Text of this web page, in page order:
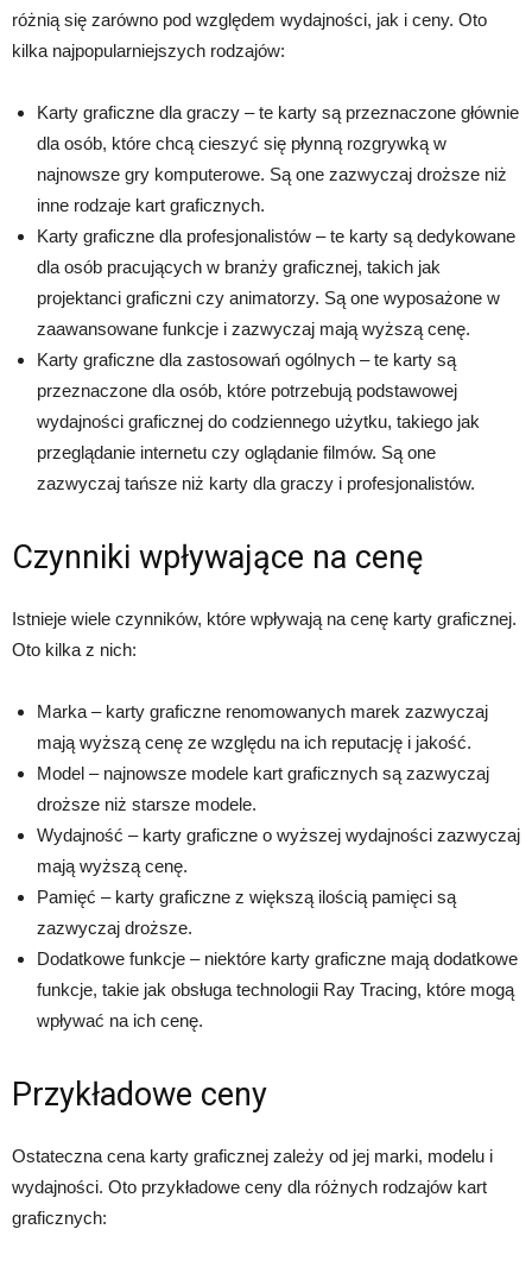
różnią się zarówno pod względem wydajności, jak i ceny. Oto
kilka najpopularniejszych rodzajów:
Karty graficzne dla graczy – te karty są przeznaczone głównie
dla osób, które chcą cieszyć się płynną rozgrywką w
najnowsze gry komputerowe. Są one zazwyczaj droższe niż
inne rodzaje kart graficznych.
Karty graficzne dla profesjonalistów – te karty są dedykowane
dla osób pracujących w branży graficznej, takich jak
projektanci graficzni czy animatorzy. Są one wyposażone w
zaawansowane funkcje i zazwyczaj mają wyższą cenę.
Karty graficzne dla zastosowań ogólnych – te karty są
przeznaczone dla osób, które potrzebują podstawowej
wydajności graficznej do codziennego użytku, takiego jak
przeglądanie internetu czy oglądanie filmów. Są one
zazwyczaj tańsze niż karty dla graczy i profesjonalistów.
Czynniki wpływające na cenę
Istnieje wiele czynników, które wpływają na cenę karty graficznej.
Oto kilka z nich:
Marka – karty graficzne renomowanych marek zazwyczaj
mają wyższą cenę ze względu na ich reputację i jakość.
Model – najnowsze modele kart graficznych są zazwyczaj
droższe niż starsze modele.
Wydajność – karty graficzne o wyższej wydajności zazwyczaj
mają wyższą cenę.
Pamięć – karty graficzne z większą ilością pamięci są
zazwyczaj droższe.
Dodatkowe funkcje – niektóre karty graficzne mają dodatkowe
funkcje, takie jak obsługa technologii Ray Tracing, które mogą
wpływać na ich cenę.
Przykładowe ceny
Ostateczna cena karty graficznej zależy od jej marki, modelu i
wydajności. Oto przykładowe ceny dla różnych rodzajów kart
graficznych: